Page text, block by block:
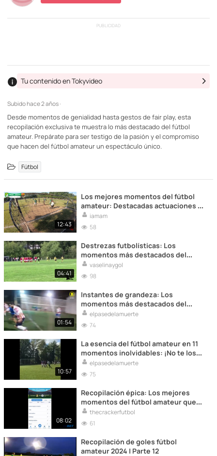
PUBLICIDAD
Subidohace 2 años ·
Tu contenido en Tokyvideo
Desde momentos de genialidad hasta gestos de fair play, esta
recopilación exclusiva te muestra lo más destacado del fútbol
amateur. Prepárate para ser testigo de la pasión y el compromiso
que hacen del fútbol amateur un espectáculo único.
Fútbol
12:43
Los mejores momentos del fútbol
amateur: Destacadas actuaciones y
momentos de genialidad.
iamam
58
04:41
Destrezas futbolísticas: Los
momentos más destacados del
fútbol amateur para admirar.
vaselinaygol
98
01:54
Instantes de grandeza: Los
momentos más destacados del
fútbol amateur capturados en vídeo.
elpasedelamuerte
74
10:57
La esencia del fútbol amateur en 11
momentos inolvidables: ¡No te los
pierdas!
elpasedelamuerte
75
08:02
Recopilación épica: Los mejores
momentos del fútbol amateur que
te dejarán sin aliento.
thecrackerfutbol
61
Recopilación de goles fútbol
amateur 2024 | Parte 12